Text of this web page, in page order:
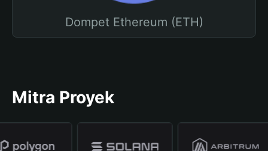
Dompet Ethereum (ETH)
Mitra Proyek